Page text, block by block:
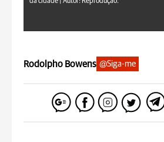
Rodolpho Bowens @Siga-me